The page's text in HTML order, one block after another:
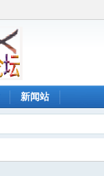
新闻站